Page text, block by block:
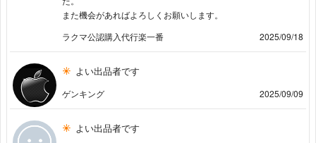
また機会があればよろしくお願いします。
ラクマ公認購入代行楽一番
2025/09/18
よい出品者です
ゲンキング 2025/09/09
よい出品者です